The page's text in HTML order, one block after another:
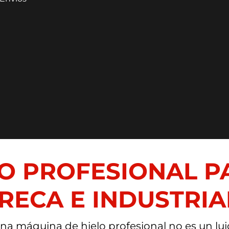
PROFESIONAL
E
máquina de hielo profesional no es un